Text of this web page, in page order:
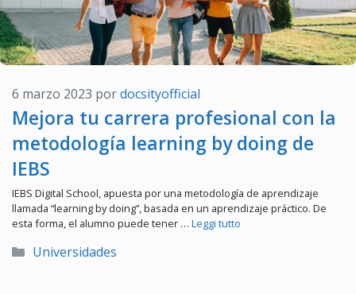
Mejora tu carrera profesional con la
metodología learning by doing de
IEBS
6 marzo 2023 pordocsityofficial
IEBS Digital School, apuesta por una metodología de aprendizaje
llamada “learning by doing”, basada en un aprendizaje práctico. De
esta forma, el alumno puede tener … Leggi tutto
Categorías
Universidades